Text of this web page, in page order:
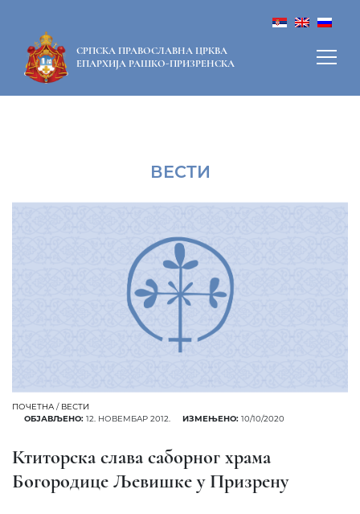
СРПСКА ПРАВОСЛАВНА ЦРКВА
ЕПАРХИЈА РАШКО-ПРИЗРЕНСКА
ВЕСТИ
ПОЧЕТНА / ВЕСТИ
ОБЈАВЉЕНО: 12. НОВЕМБАР 2012. ИЗМЕЊЕНО: 10/10/2020
Ктиторска слава саборног храма
Богородице Љевишке у Призрену